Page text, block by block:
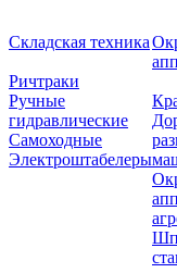
Складская техника
Ричтраки
Ручные
гидравлические
Самоходные
Электроштабелеры